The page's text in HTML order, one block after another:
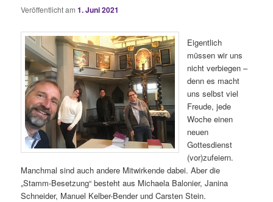
Veröffentlicht am1. Juni 2021
Eigentlich
müssen wir uns
nicht verbiegen –
denn es macht
uns selbst viel
Freude, jede
Woche einen
neuen
Gottesdienst
(vor)zufeiern.
Manchmal sind auch andere Mitwirkende dabei. Aber die
„Stamm-Besetzung“ besteht aus Michaela Balonier, Janina
Schneider, Manuel Kelber-Bender und Carsten Stein.